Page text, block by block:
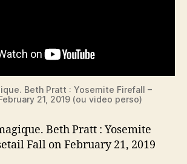
Beth Pratt : Yosemite Firefall –
21, 2019 (ou video perso)
Beth Pratt : Yosemite
Fall on February 21, 2019